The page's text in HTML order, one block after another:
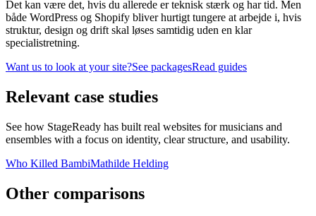
Det kan være det, hvis du allerede er teknisk stærk og har tid. Men
både WordPress og Shopify bliver hurtigt tungere at arbejde i, hvis
struktur, design og drift skal løses samtidig uden en klar
specialistretning.
Want us to look at your site?See packagesRead guides
Relevant case studies
See how StageReady has built real websites for musicians and
ensembles with a focus on identity, clear structure, and usability.
Who Killed BambiMathilde Helding
Other comparisons